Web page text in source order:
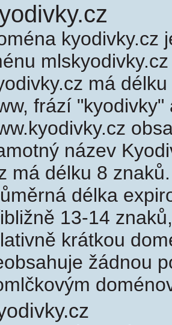
kyodivky.cz
má
frází
název
má délku 8
délka
13-14
krátkou
žádnou